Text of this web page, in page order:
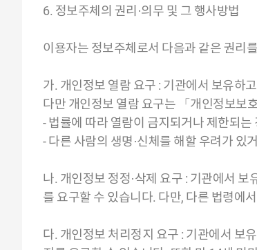
6. 정보주체의 권리·의무 및 그 행사방법
이용자는 정보주체로서 다음과 같은 권리
가. 개인정보 열람 요구 : 기관에서 보유하
다만 개인정보 열람 요구는 「개인정보보
- 법률에 따라 열람이 금지되거나 제한되는
- 다른 사람의 생명·신체를 해할 우려가 있
나. 개인정보 정정·삭제 요구 : 기관에서
를 요구할 수 있습니다. 다만, 다른 법령에
다. 개인정보 처리정지 요구 : 기관에서 보